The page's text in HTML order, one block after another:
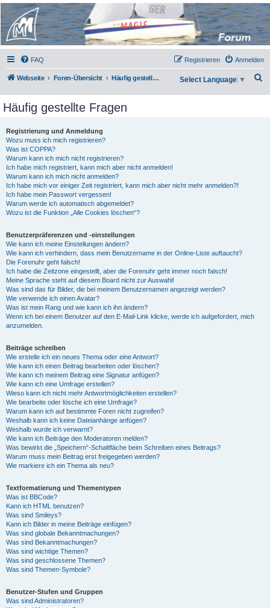
Micro Magic Forum
Deutschland
FAQ Anmelden
Registrieren
Webseite Foren-Übersicht Häufig gestellte Fragen Select Language ▼
Häufig gestellte Fragen
Registrierung und Anmeldung
Wozu muss ich mich registrieren?
Was ist COPPA?
Warum kann ich mich nicht registrieren?
Ich habe mich registriert, kann mich aber nicht anmelden!
Warum kann ich mich nicht anmelden?
Ich habe mich vor einiger Zeit registriert, kann mich aber nicht mehr anmelden?!
Ich habe mein Passwort vergessen!
Warum werde ich automatisch abgemeldet?
Wozu ist die Funktion „Alle Cookies löschen“?
Benutzerpräferenzen und -einstellungen
Wie kann ich meine Einstellungen ändern?
Wie kann ich verhindern, dass mein Benutzername in der Online-Liste auftaucht?
Die Forenuhr geht falsch!
Ich habe die Zeitzone eingestellt, aber die Forenuhr geht immer noch falsch!
Meine Sprache steht auf diesem Board nicht zur Auswahl!
Was sind das für Bilder, die bei meinem Benutzernamen angezeigt werden?
Wie verwende ich einen Avatar?
Was ist mein Rang und wie kann ich ihn ändern?
Wenn ich bei einem Benutzer auf den E-Mail-Link klicke, werde ich aufgefordert, mich
anzumelden.
Beiträge schreiben
Wie erstelle ich ein neues Thema oder eine Antwort?
Wie kann ich einen Beitrag bearbeiten oder löschen?
Wie kann ich meinem Beitrag eine Signatur anfügen?
Wie kann ich eine Umfrage erstellen?
Wieso kann ich nicht mehr Antwortmöglichkeiten erstellen?
Wie bearbeite oder lösche ich eine Umfrage?
Warum kann ich auf bestimmte Foren nicht zugreifen?
Weshalb kann ich keine Dateianhänge anfügen?
Weshalb wurde ich verwarnt?
Wie kann ich Beiträge den Moderatoren melden?
Was bewirkt die „Speichern“-Schaltfläche beim Schreiben eines Beitrags?
Warum muss mein Beitrag erst freigegeben werden?
Wie markiere ich ein Thema als neu?
Textformatierung und Thementypen
Was ist BBCode?
Kann ich HTML benutzen?
Was sind Smileys?
Kann ich Bilder in meine Beiträge einfügen?
Was sind globale Bekanntmachungen?
Was sind Bekanntmachungen?
Was sind wichtige Themen?
Was sind geschlossene Themen?
Was sind Themen-Symbole?
Benutzer-Stufen und Gruppen
Was sind Administratoren?